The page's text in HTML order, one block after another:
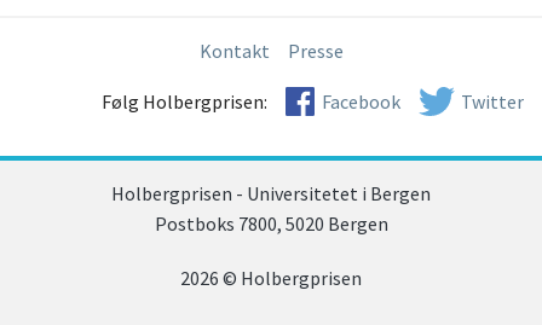
Kontakt Presse
Følg Holbergprisen: Facebook Twitter
Holbergprisen - Universitetet i Bergen
Postboks 7800, 5020 Bergen
2026 © Holbergprisen